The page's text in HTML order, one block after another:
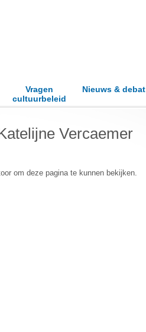
Vragen
cultuurbeleid
Nieuws & debat
Vercaemer
om deze pagina te kunnen bekijken.